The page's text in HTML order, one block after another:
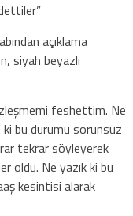
açıklama
siyah beyazlı
feshettim. Ne
bu durumu sorunsuz
tekrar söyleyerek
oldu. Ne yazık ki bu
kesintisi alarak